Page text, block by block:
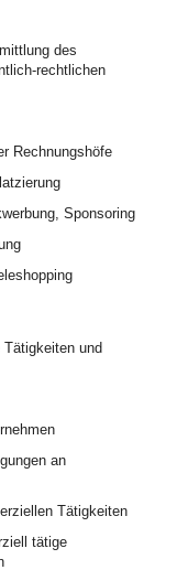
des
rechtlichen
Rechnungshöfe
Sponsoring
und
an
Tätigkeiten
tätige